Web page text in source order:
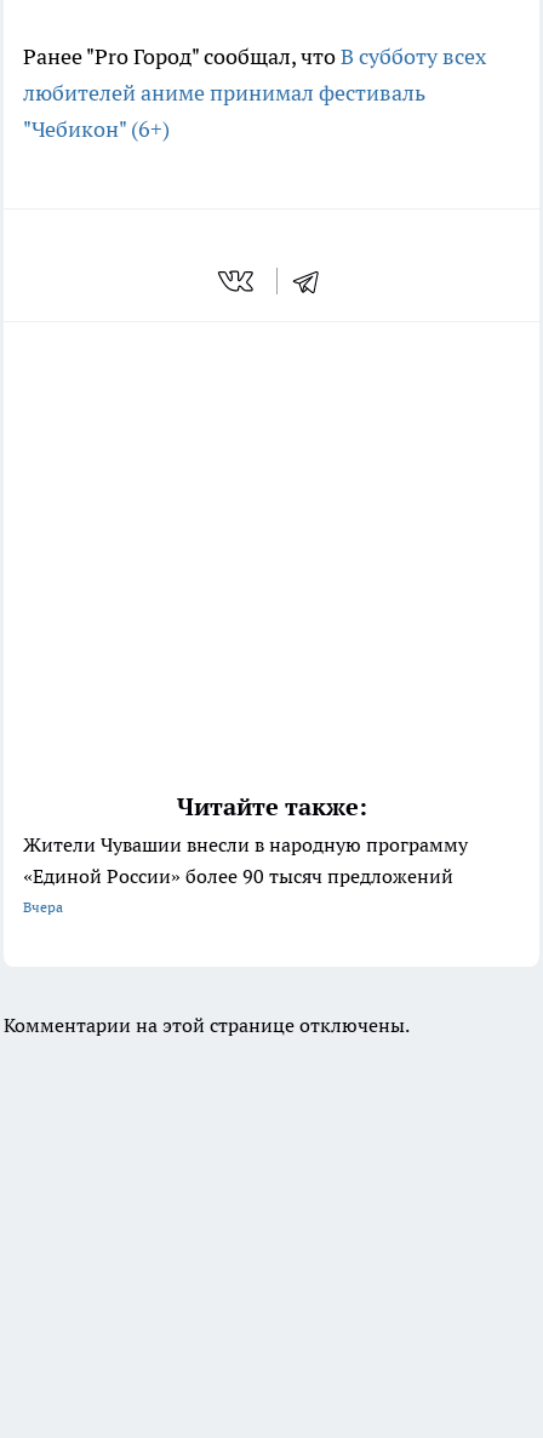
Ранее "Pro Город" сообщал, чтоВ субботу всех
любителей аниме принимал фестиваль
"Чебикон" (6+)
Читайте также:
Жители Чувашии внесли в народную программу
«Единой России» более 90 тысяч предложений
Вчера
Комментарии на этой странице отключены.